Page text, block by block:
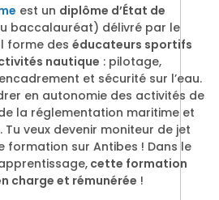
est un diplôme d’État de
baccalauréat) délivré par le
forme des éducateurs sportifs
nautique : pilotage,
et sécurité sur l’eau.
en autonomie des activités de
la réglementation maritime et
veux devenir moniteur de jet
formation sur Antibes ! Dans le
cette formation
charge et rémunérée !